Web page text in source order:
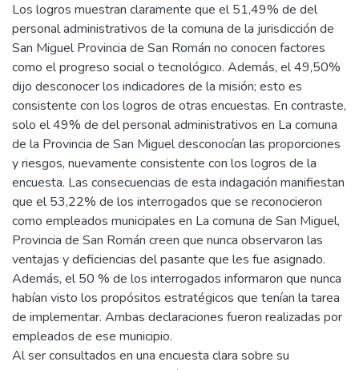
Los logros muestran claramente que el 51,49% de del
personal administrativos de la comuna de la jurisdicción de
San Miguel Provincia de San Román no conocen factores
como el progreso social o tecnológico. Además, el 49,50%
dijo desconocer los indicadores de la misión; esto es
consistente con los logros de otras encuestas. En contraste,
solo el 49% de del personal administrativos en La comuna
de la Provincia de San Miguel desconocían las proporciones
y riesgos, nuevamente consistente con los logros de la
encuesta. Las consecuencias de esta indagación manifiestan
que el 53,22% de los interrogados que se reconocieron
como empleados municipales en La comuna de San Miguel,
Provincia de San Román creen que nunca observaron las
ventajas y deficiencias del pasante que les fue asignado.
Además, el 50 % de los interrogados informaron que nunca
habían visto los propósitos estratégicos que tenían la tarea
de implementar. Ambas declaraciones fueron realizadas por
empleados de ese municipio.
Al ser consultados en una encuesta clara sobre su